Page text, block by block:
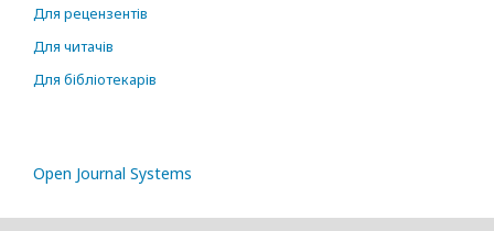
Для рецензентів
Для читачів
Для бібліотекарів
Open Journal Systems